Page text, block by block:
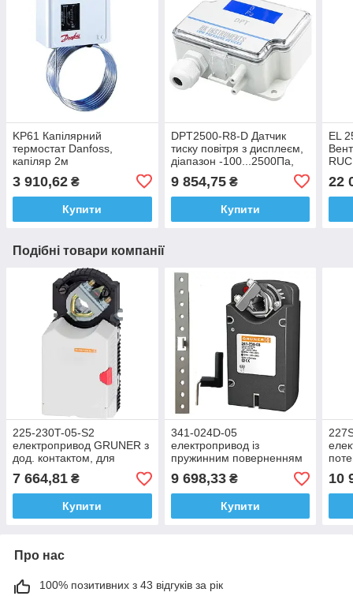
KP61 Капілярний
термостат Danfoss,
капіляр 2м
3 910,62 ₴
Купити
DPT2500-R8-D Датчик
тиску повітря з дисплеєм,
діапазон -100...2500Па,
(Фінляндія)
9 854,75₴
Купити
EL
22
Подібні товари компанії
225-230T-05-S2
електропривод GRUNER з
дод. контактом, для
повітряної заслінки 1,0 м2
7 664,81 ₴
Купити
341-024D-05
електропривод із
пружинним поверненням
GRUNER для повітряної
заслінки 1 м2
9 698,33₴
Купити
10
Про нас
100% позитивних з 43 відгуків за рік